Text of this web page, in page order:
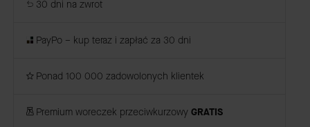
30 dni na zwrot
PayPo – kup teraz i zapłać za 30 dni
Ponad 100 000 zadowolonych klientek
Premium woreczek przeciwkurzowy GRATIS